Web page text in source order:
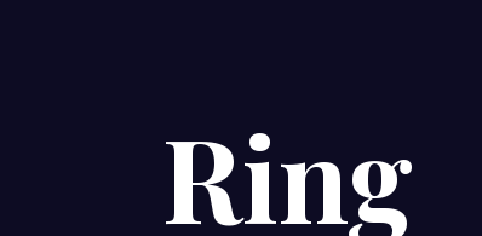
Ring